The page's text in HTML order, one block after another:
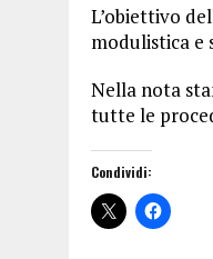
L’obiettivo
modulistica e
Nella nota
tutte le
Condividi: